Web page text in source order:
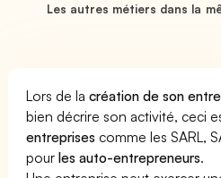
Les autres métiers dans la
Lors de lacréation de son
bien décrire son activité, ceci
entreprises comme les SARL,
pourles auto-entrepreneurs.